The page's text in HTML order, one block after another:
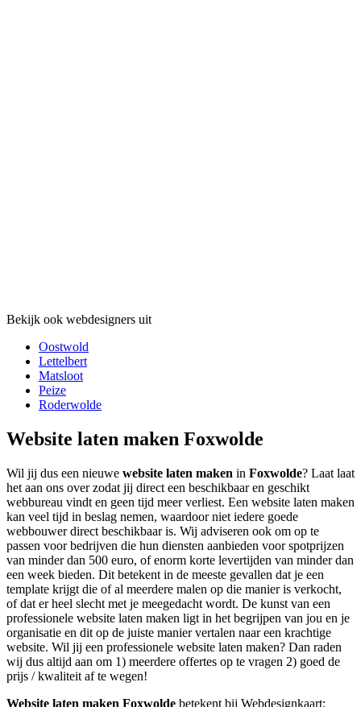
Bekijk ook webdesigners uit
Oostwold
Lettelbert
Matsloot
Peize
Roderwolde
Website laten maken Foxwolde
Wil jij dus een nieuwe website laten maken in Foxwolde? Laat laat
het aan ons over zodat jij direct een beschikbaar en geschikt
webbureau vindt en geen tijd meer verliest. Een website laten maken
kan veel tijd in beslag nemen, waardoor niet iedere goede
webbouwer direct beschikbaar is. Wij adviseren ook om op te
passen voor bedrijven die hun diensten aanbieden voor spotprijzen
van minder dan 500 euro, of enorm korte levertijden van minder dan
een week bieden. Dit betekent in de meeste gevallen dat je een
template krijgt die of al meerdere malen op die manier is verkocht,
of dat er heel slecht met je meegedacht wordt. De kunst van een
professionele website laten maken ligt in het begrijpen van jou en je
organisatie en dit op de juiste manier vertalen naar een krachtige
website. Wil jij een professionele website laten maken? Dan raden
wij dus altijd aan om 1) meerdere offertes op te vragen 2) goed de
prijs / kwaliteit af te wegen!
Website laten maken Foxwolde betekent bij Webdesignkaart: